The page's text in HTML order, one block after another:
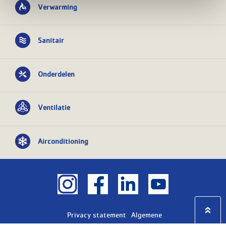
Verwarming
Sanitair
Onderdelen
Ventilatie
Airconditioning
Privacy statement
Algemene